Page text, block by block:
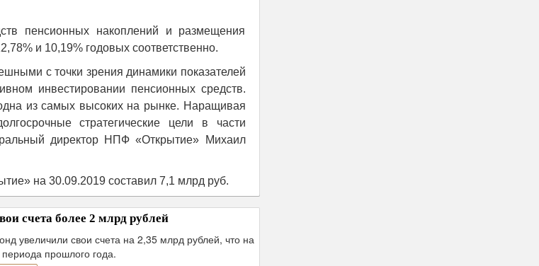
пенсионных накоплений и размещения
и 10,19% годовых соответственно.
с точки зрения динамики показателей
инвестировании пенсионных средств.
из самых высоких на рынке. Наращивая
стратегические цели в части
директор НПФ «Открытие» Михаил
на 30.09.2019 составил 7,1 млрд руб.
счета более 2 млрд рублей
увеличили свои счета на 2,35 млрд рублей, что на
прошлого года.